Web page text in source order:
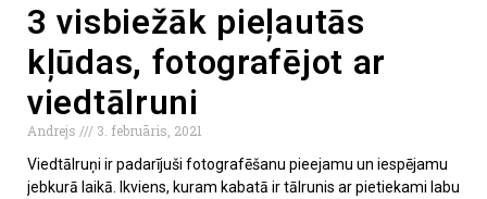
3 visbiežāk pieļautās
kļūdas, fotografējot ar
viedtālruni
Andrejs
3. februāris, 2021
Viedtālruņi ir padarījuši fotografēšanu pieejamu un iespējamu
jebkurā laikā. Ikviens, kuram kabatā ir tālrunis ar pietiekami labu